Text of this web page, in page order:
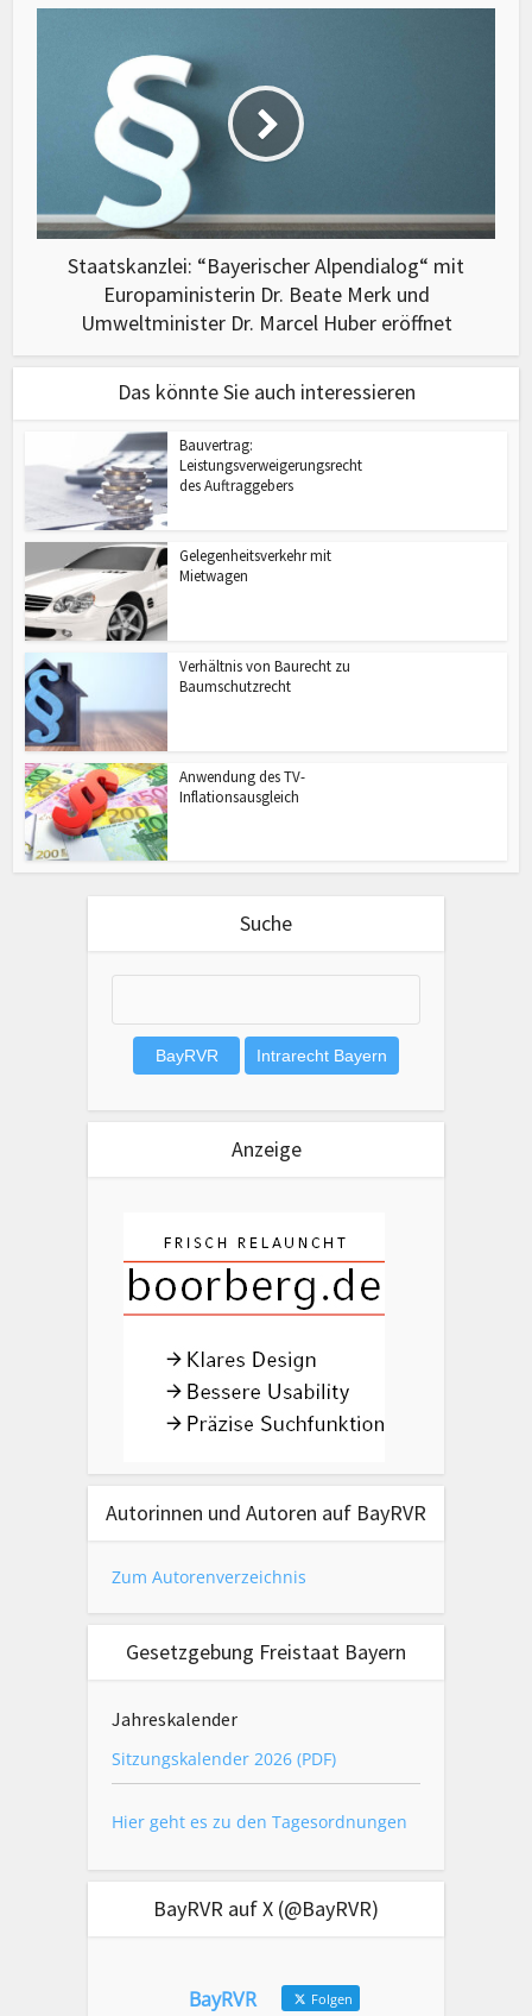
Staatskanzlei: “Bayerischer Alpendialog“ mit
Europaministerin Dr. Beate Merk und
Umweltminister Dr. Marcel Huber eröffnet
Das könnte Sie auch interessieren
Bauvertrag:
Leistungsverweigerungsrecht
des Auftraggebers
Gelegenheitsverkehr mit
Mietwagen
Verhältnis von Baurecht zu
Baumschutzrecht
Anwendung des TV-
Inflationsausgleich
Suche
Anzeige
Autorinnen und Autoren auf BayRVR
Zum Autorenverzeichnis
Gesetzgebung Freistaat Bayern
Jahreskalender
Sitzungskalender 2026 (PDF)
Hier geht es zu den Tagesordnungen
BayRVR auf X (@BayRVR)
BayRVR Folgen